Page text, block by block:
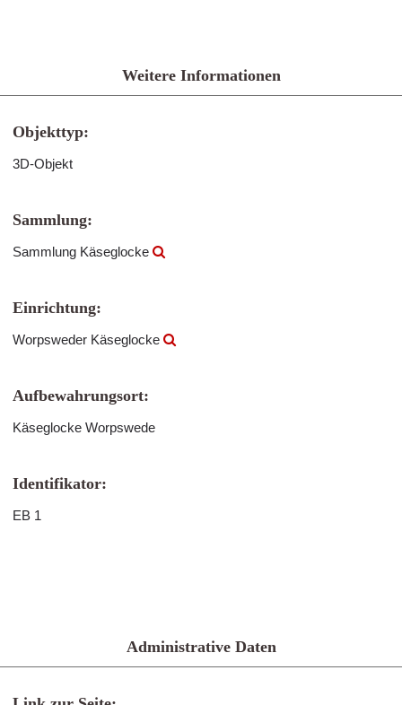
Weitere Informationen
Objekttyp:
3D-Objekt
Sammlung:
Sammlung Käseglocke
Einrichtung:
Worpsweder Käseglocke
Aufbewahrungsort:
Käseglocke Worpswede
Identifikator:
EB 1
Administrative Daten